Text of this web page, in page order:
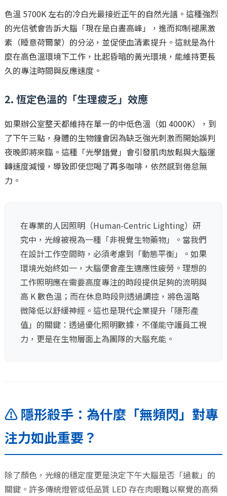
色溫 5700K 左右的冷白光最接近正午的自然光譜。這種強烈
的光信號會告訴大腦「現在是白晝高峰」，進而抑制褪黑激
素（睡意荷爾蒙）的分泌，並促使血清素提升。這就是為什
麼在高色溫環境下工作，比起昏暗的黃光環境，能維持更長
久的專注時間與反應速度。
2. 恆定色溫的「生理疲乏」效應
如果辦公室整天都維持在單一的中低色溫（如 4000K），到
了下午三點，身體的生物鐘會因為缺乏強光刺激而開始誤判
夜晚即將來臨。這種「光學錯覺」會引發肌肉放鬆與大腦運
轉速度減慢，導致即使您喝了再多咖啡，依然感到倦怠無
力。
在專業的人因照明（Human-Centric Lighting）研
究中，光線被視為一種「非視覺生物藥物」。當我們
在設計工作空間時，必須考慮到「動態平衡」。如果
環境光始終如一，大腦便會產生適應性疲勞。理想的
工作照明應在需要高度專注的時段提供足夠的流明與
高 K 數色溫；而在休息時段則透過調控，將色溫略
微降低以舒緩神經。這也是現代企業提升「隱形產
值」的關鍵：透過優化照明數據，不僅能守護員工視
力，更是在生物層面上為團隊的大腦充能。
⚠️ 隱形殺手：為什麼「無頻閃」對專
注力如此重要？
除了顏色，光線的穩定度更是決定下午大腦是否「過載」的
關鍵。許多傳統燈管或低品質 LED 存在肉眼難以察覺的高頻